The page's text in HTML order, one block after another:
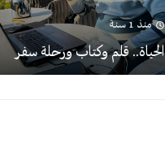
منذ 1 سنة
الحياة.. قلم وكتاب ورحلة سفر